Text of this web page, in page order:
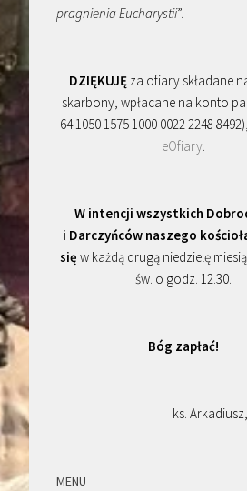
pragnienia Eucharystii”.
DZIĘKUJĘza ofiary składane
skarbony, wpłacane na konto
64 1050 1575 1000 0022 2248
eOfiary.
W intencji wszystkich
i Darczyńców naszego
się w każdą drugą niedzielę
św. o godz. 12.30.
Bóg zapłać!
ks.
MENU